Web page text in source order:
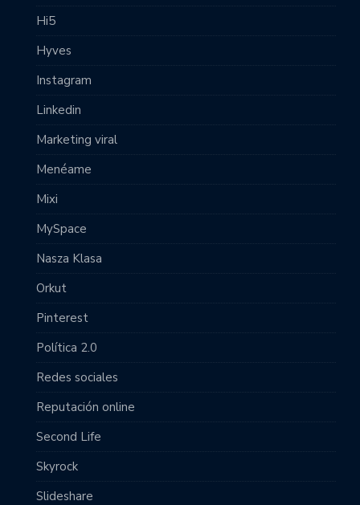
Hi5
Hyves
Instagram
Linkedin
Marketing viral
Menéame
Mixi
MySpace
Nasza Klasa
Orkut
Pinterest
Política 2.0
Redes sociales
Reputación online
Second Life
Skyrock
Slideshare